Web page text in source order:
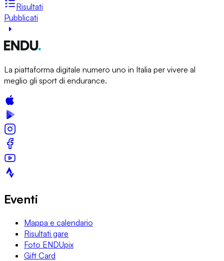
Risultati
Pubblicati
La piattaforma digitale numero uno in Italia per vivere al
meglio gli sport di endurance.
Eventi
Mappa e calendario
Risultati gare
Foto ENDUpix
Gift Card